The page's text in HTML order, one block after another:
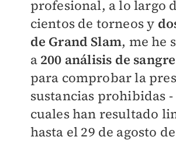
profesional, a lo largo
cientos de torneos y
de Grand Slam, me he
a 200 análisis de
para comprobar la
sustancias prohibidas
cuales han resultado
hasta el 29 de agosto